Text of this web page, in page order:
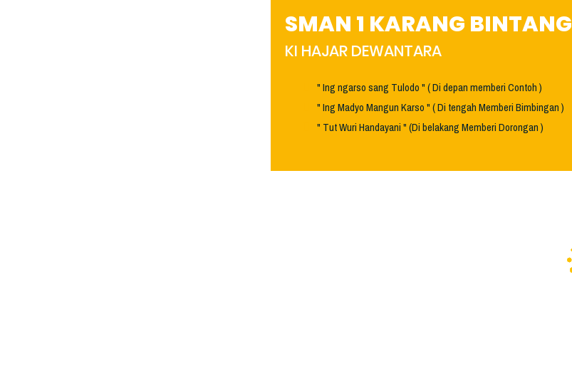
SMAN 1 KARANG BINTANG
KI HAJAR DEWANTARA
" Ing ngarso sang Tulodo " ( Di depan memberi Contoh )
" Ing Madyo Mangun Karso " ( Di tengah Memberi Bimbingan )
" Tut Wuri Handayani " (Di belakang Memberi Dorongan )